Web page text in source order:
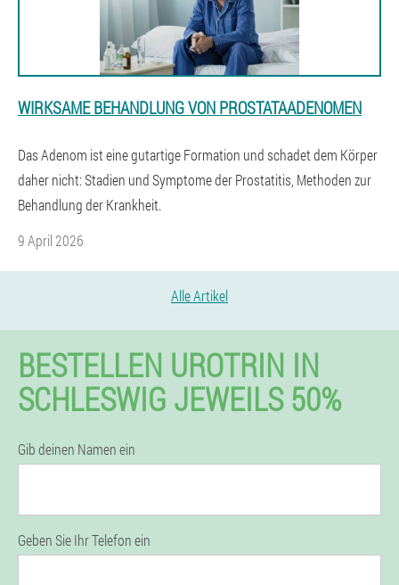
WIRKSAME BEHANDLUNG VON PROSTATAADENOMEN
Das Adenom ist eine gutartige Formation und schadet dem Körper
daher nicht: Stadien und Symptome der Prostatitis, Methoden zur
Behandlung der Krankheit.
9 April 2026
Alle Artikel
BESTELLEN UROTRIN IN
SCHLESWIG JEWEILS 50%
Gib deinen Namen ein
Geben Sie Ihr Telefon ein